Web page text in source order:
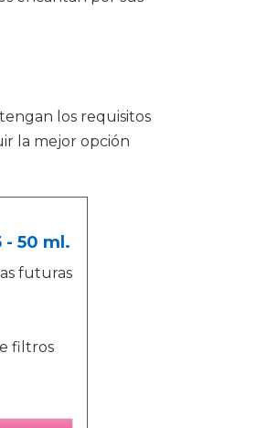
los requisitos
la mejor opción
- 50 ml.
futuras
filtros